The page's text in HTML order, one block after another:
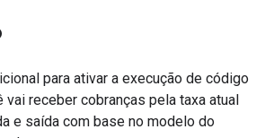
para ativar a execução de código
vai receber cobranças pela taxa atual
e saída com base no modelo do